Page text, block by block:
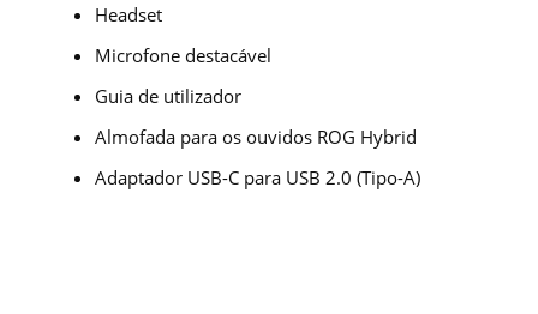
Headset
Microfone destacável
Guia de utilizador
Almofada para os ouvidos ROG Hybrid
Adaptador USB-C para USB 2.0 (Tipo-A)